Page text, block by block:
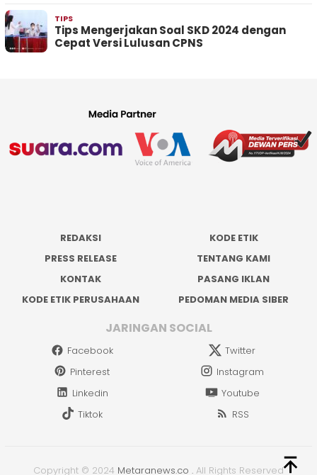
TIPS
Tips Mengerjakan Soal SKD 2024 dengan
Cepat Versi Lulusan CPNS
REDAKSI
KODE ETIK
PRESS RELEASE
TENTANG KAMI
KONTAK
PASANG IKLAN
KODE ETIK PERUSAHAAN
PEDOMAN MEDIA SIBER
JARINGAN SOCIAL
Facebook
Twitter
Pinterest
Instagram
Linkedin
Youtube
Tiktok
RSS
Copyright © 2024 Metaranews.co . All Rights Reserved